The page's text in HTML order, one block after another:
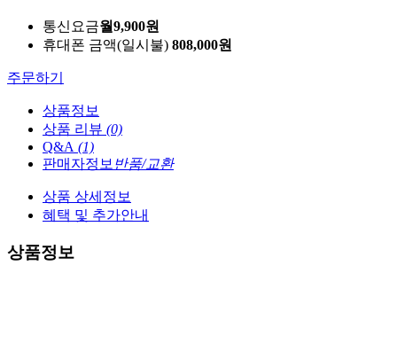
통신요금월9,900원
휴대폰 금액(일시불) 808,000원
주문하기
상품정보
상품 리뷰 (0)
Q&A (1)
판매자정보 반품/교환
상품 상세정보
혜택 및 추가안내
상품정보